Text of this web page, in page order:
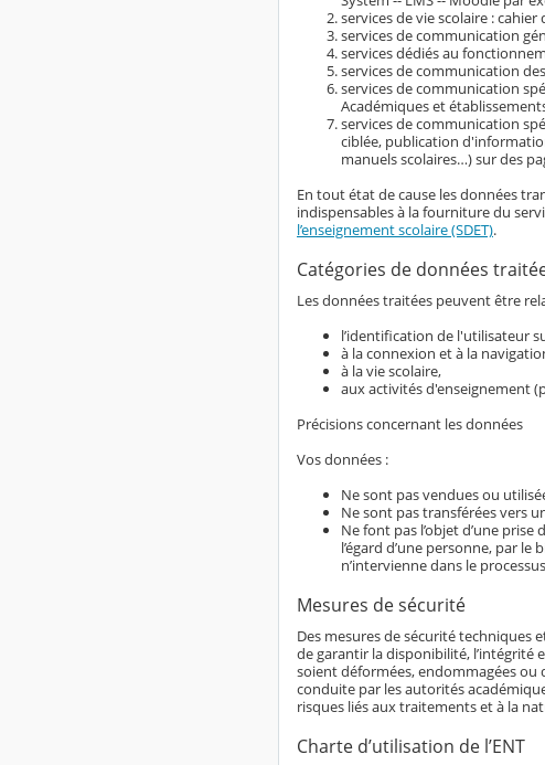
services de vie scolaire :
services de communication
services dédiés au
services de communication
services de communication
Académiques et
services de communication
ciblée, publication
manuels scolaires…) sur des
En tout état de cause les données
indispensables à la fourniture du
l’enseignement scolaire (SDET).
Catégories de données
Les données traitées peuvent être
l’identification de l'utilisateur
à la connexion et à la
à la vie scolaire,
aux activités d'enseignement
Précisions concernant les données
Vos données :
Ne sont pas vendues ou
Ne sont pas transférées vers
Ne font pas l’objet d’une
l’égard d’une personne, par
n’intervienne dans le
Mesures de sécurité
Des mesures de sécurité techniques
de garantir la disponibilité, l’intégrité
soient déformées, endommagées ou
conduite par les autorités
risques liés aux traitements et à la
Charte d’utilisation de l’ENT